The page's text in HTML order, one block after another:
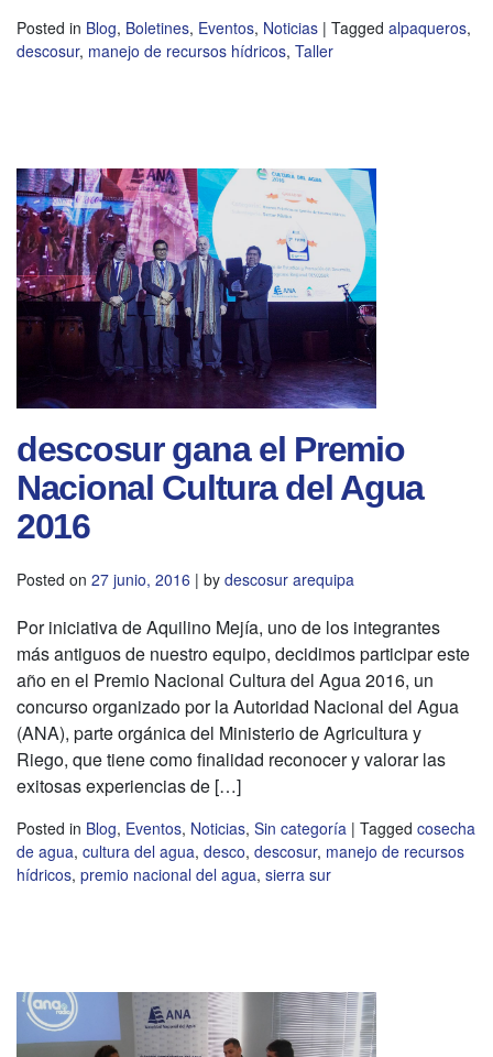
Posted in Blog, Boletines, Eventos, Noticias | Tagged alpaqueros,
descosur, manejo de recursos hídricos, Taller
descosur gana el Premio
Nacional Cultura del Agua
2016
Posted on 27 junio, 2016 | by descosur arequipa
Por iniciativa de Aquilino Mejía, uno de los integrantes
más antiguos de nuestro equipo, decidimos participar este
año en el Premio Nacional Cultura del Agua 2016, un
concurso organizado por la Autoridad Nacional del Agua
(ANA), parte orgánica del Ministerio de Agricultura y
Riego, que tiene como finalidad reconocer y valorar las
exitosas experiencias de […]
Posted in Blog, Eventos, Noticias, Sin categoría | Tagged cosecha
de agua, cultura del agua, desco, descosur, manejo de recursos
hídricos, premio nacional del agua, sierra sur